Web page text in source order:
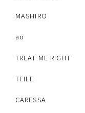
MASHIRO
ao
TREAT ME RIGHT
TEILE
CARESSA